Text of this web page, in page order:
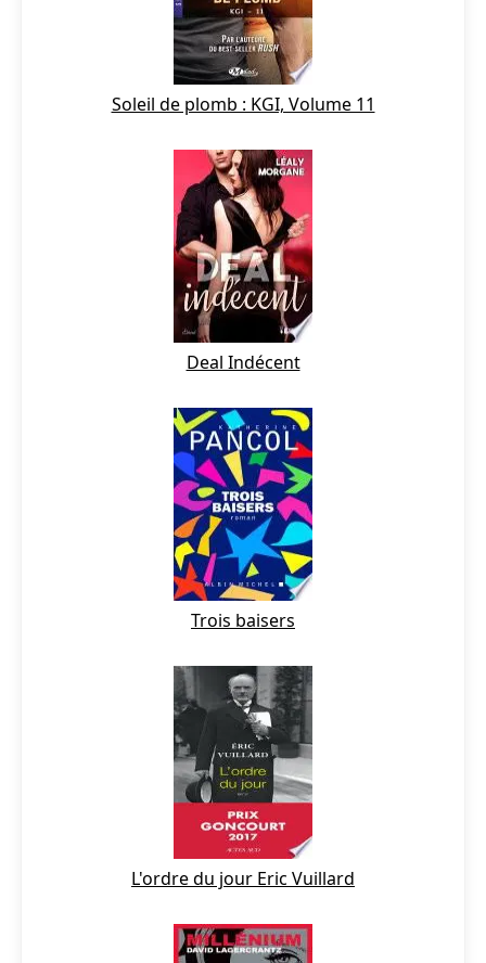
Soleil de plomb : KGI, Volume 11
Deal Indécent
Trois baisers
L'ordre du jour Eric Vuillard